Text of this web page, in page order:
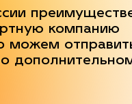
компанию
можем